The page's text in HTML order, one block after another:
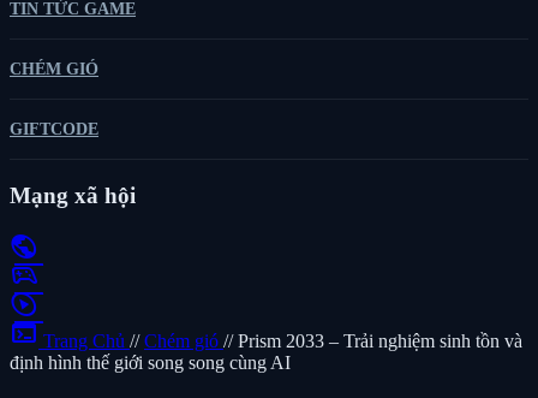
TIN TỨC GAME
CHÉM GIÓ
GIFTCODE
Mạng xã hội
public
sports_esports
play_circle
terminal Trang Chủ // Chém gió // Prism 2033 – Trải nghiệm sinh tồn và
định hình thế giới song song cùng AI